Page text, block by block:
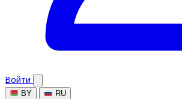
Войти
BY RU